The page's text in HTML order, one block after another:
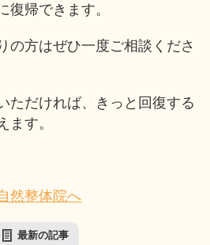
復帰できます。
の方はぜひ一度ご相談くださ
ただければ、きっと回復する
ます。
然整体院へ
最新の記事